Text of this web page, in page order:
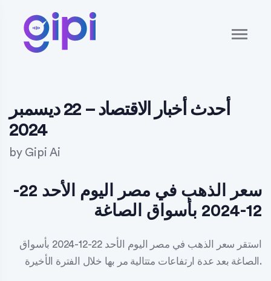
أحدث أخبار الاقتصاد – 22 ديسمبر
2024
by Gipi Ai
سعر الذهب في مصر اليوم الأحد 22-
12-2024 بأسواق الصاغة
استقر سعر الذهب في مصر اليوم الأحد 22-12-2024 بأسواق
الصاغة بعد عدة ارتفاعات متتالية مر بها خلال الفترة الأخيرة.